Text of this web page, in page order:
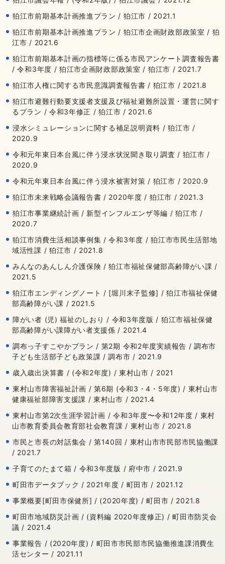
狛江市前期基本計画推進プラン / 狛江市 / 2021.1
狛江市前期基本計画推進プラン / 狛江市企画財政部政策室 / 狛
江市 / 2021.6
狛江市前期基本計画の指標等に係る市民アンケート調査報告書
/ 令和3年度 / 狛江市企画財政部政策室 / 狛江市 / 2021.7
狛江市人権に関する市民意識調査報告書 / 狛江市 / 2021.8
狛江市避難行動要支援者支援及び福祉避難所設置・運営に関す
るプラン / 令和3年修正 / 狛江市 / 2021.6
浸水シミュレーションに関する補足説明資料 / 狛江市 /
2020.9
令和元年東日本台風に伴う浸水状況聞き取り調査 / 狛江市 /
2020.9
令和元年東日本台風に伴う浸水被害対策 / 狛江市 / 2020.9
狛江市未来戦略会議報告書 / 2020年度 / 狛江市 / 2021.3
狛江市事業継続計画 / 新型インフルエンザ等編 / 狛江市 /
2020.7
狛江市消費生活相談事例集 / 令和3年度 / 狛江市市民生活部地
域活性課 / 狛江市 / 2021.8
みんなのあんしん介護保険 / 狛江市福祉保健部高齢障がい課 /
2021.5
狛江市エンディングノート / [堀川末子監修] / 狛江市福祉保健
部高齢障がい課 / 2021.5
障がい者 (児) 福祉のしおり / 令和3年度版 / 狛江市福祉保健
部高齢障がい課障がい者支援係 / 2021.4
調布っ子すこやかプラン / 第2期 令和2年度実績報告 / 調布市
子ども生活部子ども政策課 / 調布市 / 2021.9
歳入歳出決算書 / (令和2年度) / 東村山市 / 2021
東村山市障害福祉計画 / 第6期 (令和3・4・5年度) / 東村山市
健康福祉部障害支援課 / 東村山市 / 2021.4
東村山市第2次生涯学習計画 / 令和3年度〜令和12年度 / 東村
山市教育委員会教育部社会教育課 / 東村山市 / 2021.8
市民と市長の対話集会 / 第140回 / 東村山市市民部市民協働課
/ 2021.7
子育てのたまて箱 / 令和3年度版 / 府中市 / 2021.9
町田市データブック / 2021年度 / 町田市 / 2021.12
事業概要[町田市保健所] / (2020年度) / 町田市 / 2021.8
町田市地域防災計画 / (資料編 2020年度修正) / 町田市防災会
議 / 2021.4
事業報告 / (2020年度) / 町田市市民部市民協働推進課消費生
活センター / 2021.11